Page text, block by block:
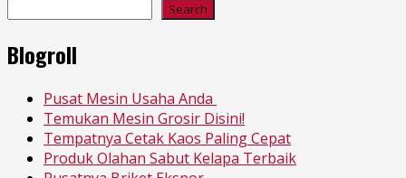
Search
Blogroll
Pusat Mesin Usaha Anda
Temukan Mesin Grosir Disini!
Tempatnya Cetak Kaos Paling Cepat
Produk Olahan Sabut Kelapa Terbaik